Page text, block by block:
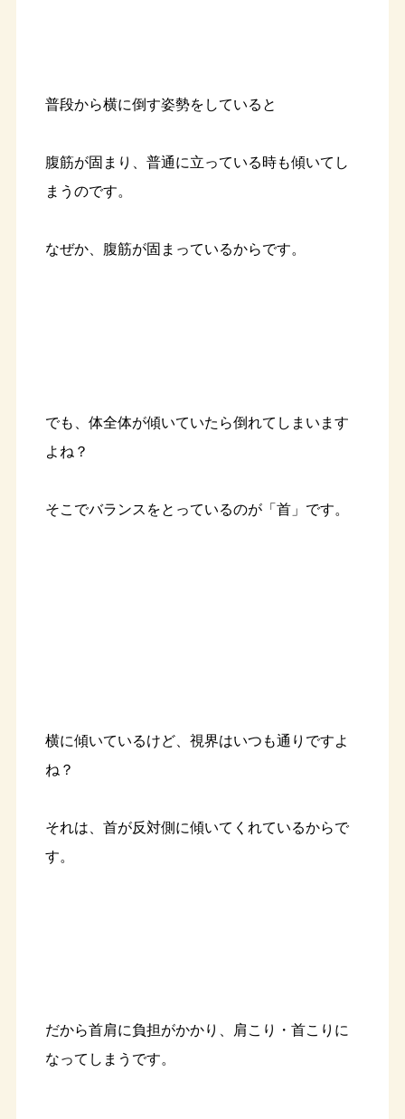
普段から横に倒す姿勢をしていると
腹筋が固まり、普通に立っている時も傾いてし
まうのです。
なぜか、腹筋が固まっているからです。
でも、体全体が傾いていたら倒れてしまいます
よね？
そこでバランスをとっているのが「首」です。
横に傾いているけど、視界はいつも通りですよ
ね？
それは、首が反対側に傾いてくれているからで
す。
だから首肩に負担がかかり、肩こり・首こりに
なってしまうです。